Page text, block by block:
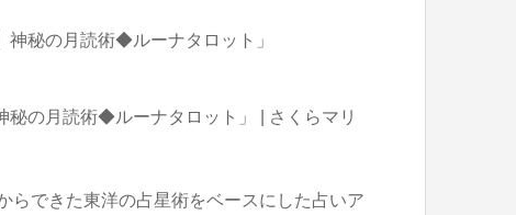
神秘の月読術◆ルーナタロット」
秘の月読術◆ルーナタロット」 | さくらマリ
らできた東洋の占星術をベースにした占いア